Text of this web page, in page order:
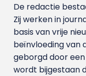
De redactie
Zij werken in
basis van vrije
beïnvloeding van
geborgd door een
wordt bijgestaan